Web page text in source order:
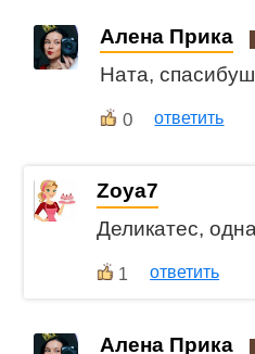
Алена Прика
Ната,
0 ответить
Zoya7
Деликатес,
1 ответить
Алена Прика